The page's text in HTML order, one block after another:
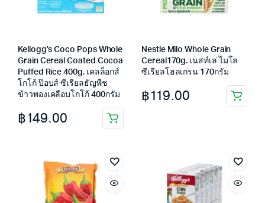
Kellogg’s Coco Pops Whole
Grain Cereal Coated Cocoa
Puffed Rice 400g. เคลล็อกส์
โกโก้ ป๊อบส์ ซีเรียลธัญพืช
ข้าวพองเคลือบโกโก้ 400กรัม
฿149.00
Nestle Milo Whole Grain
Cereal170g. เนสท์เล่ ไมโล
ซีเรียลโฮลเกรน 170กรัม
฿119.00